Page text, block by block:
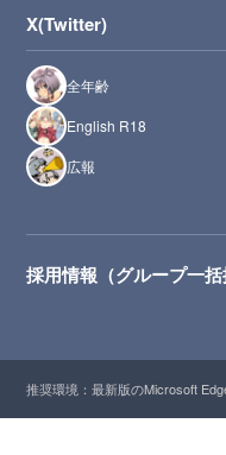
X(Twitter)
全年齢
English R18
広報
採用情報（グループ一括
推奨環境：最新版のMicrosoft